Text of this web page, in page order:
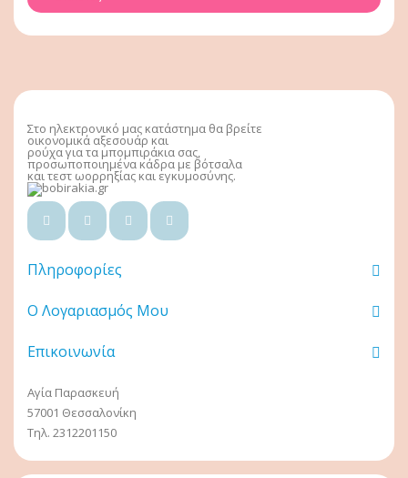
Στο ηλεκτρονικό μας κατάστημα θα βρείτε
οικονομικά αξεσουάρ και
ρούχα για τα μπομπιράκια σας,
προσωποποιημένα κάδρα με βότσαλα
και τεστ ωορρηξίας και εγκυμοσύνης.
Πληροφορίες
Ο Λογαριασμός Μου
Επικοινωνία
Αγία Παρασκευή
57001 Θεσσαλονίκη
Τηλ. 2312201150